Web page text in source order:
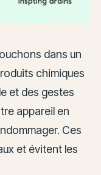
dans un
chimiques
et des gestes
appareil en
Ces
et évitent les